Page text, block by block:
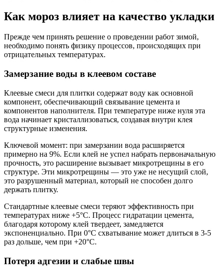
Как мороз влияет на качество укладки
Прежде чем принять решение о проведении работ зимой,
необходимо понять физику процессов, происходящих при
отрицательных температурах.
Замерзание воды в клеевом составе
Клеевые смеси для плитки содержат воду как основной
компонент, обеспечивающий связывание цемента и
компонентов наполнителя. При температуре ниже нуля эта
вода начинает кристаллизоваться, создавая внутри клея
структурные изменения.
Ключевой момент: при замерзании вода расширяется
примерно на 9%. Если клей не успел набрать первоначальную
прочность, это расширение вызывает микротрещины в его
структуре. Эти микротрещины — это уже не несущий слой,
это разрушенный материал, который не способен долго
держать плитку.
Стандартные клеевые смеси теряют эффективность при
температурах ниже +5°C. Процесс гидратации цемента,
благодаря которому клей твердеет, замедляется
экспоненциально. При 0°C схватывание может длиться в 3-5
раз дольше, чем при +20°C.
Потеря адгезии и слабые швы